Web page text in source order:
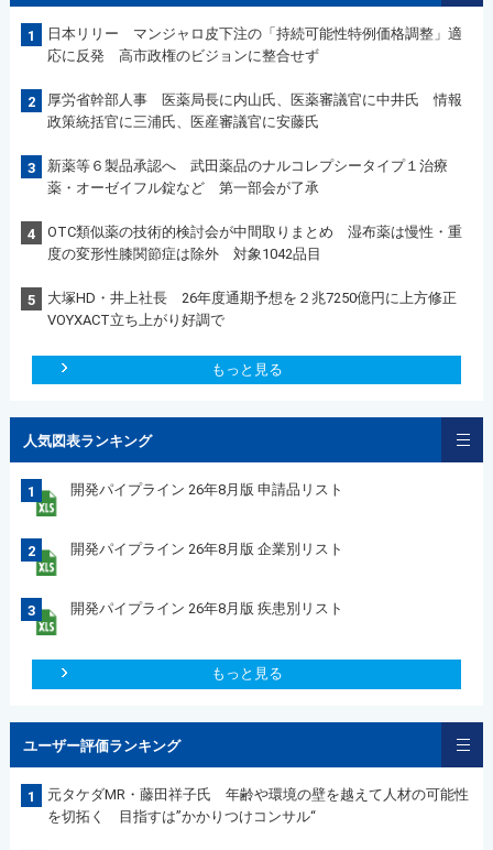
1
日本リリー マンジャロ皮下注の「持続可能性特例価格調整」適
応に反発 高市政権のビジョンに整合せず
2
厚労省幹部人事 医薬局長に内山氏、医薬審議官に中井氏 情報
政策統括官に三浦氏、医産審議官に安藤氏
3
新薬等６製品承認へ 武田薬品のナルコレプシータイプ１治療
薬・オーゼイフル錠など 第一部会が了承
4
OTC類似薬の技術的検討会が中間取りまとめ 湿布薬は慢性・重
度の変形性膝関節症は除外 対象1042品目
5
大塚HD・井上社長 26年度通期予想を２兆7250億円に上方修正
VOYXACT立ち上がり好調で
もっと見る
人気図表ランキング
1 開発パイプライン 26年8月版 申請品リスト
2 開発パイプライン 26年8月版 企業別リスト
3 開発パイプライン 26年8月版 疾患別リスト
もっと見る
ユーザー評価ランキング
1
元タケダMR・藤田祥子氏 年齢や環境の壁を越えて人材の可能性
を切拓く 目指すは”かかりつけコンサル“